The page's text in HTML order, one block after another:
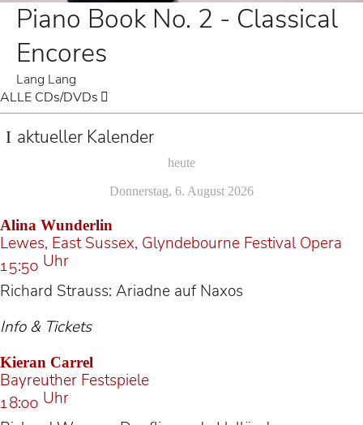
Piano Book No. 2 - Classical
Encores
Lang Lang
ALLE CDs/DVDs
aktueller Kalender
heute
Donnerstag, 6. August 2026
Alina Wunderlin
Lewes, East Sussex, Glyndebourne Festival Opera
15:50 Uhr
Richard Strauss: Ariadne auf Naxos
Info & Tickets
Kieran Carrel
Bayreuther Festspiele
18:00 Uhr